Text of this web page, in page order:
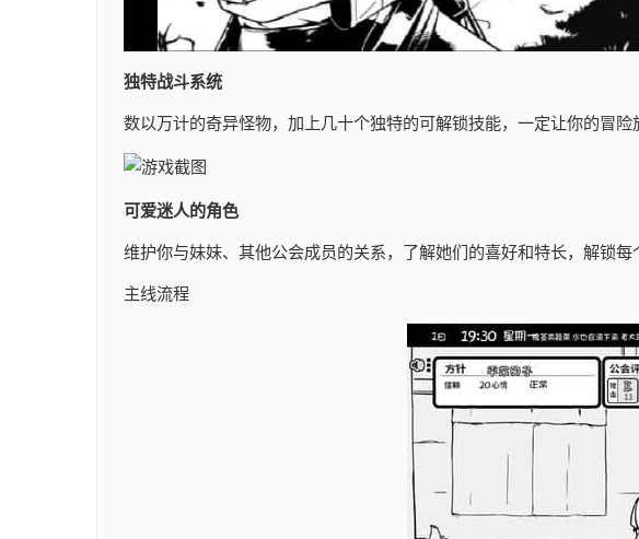
独特战斗系统
数以万计的奇异怪物，加上几十个独特的可解锁技能，一定让你的冒险
可爱迷人的角色
维护你与妹妹、其他公会成员的关系，了解她们的喜好和特长，解锁
主线流程